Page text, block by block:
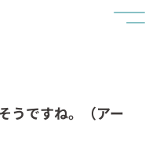
うですね。（アー